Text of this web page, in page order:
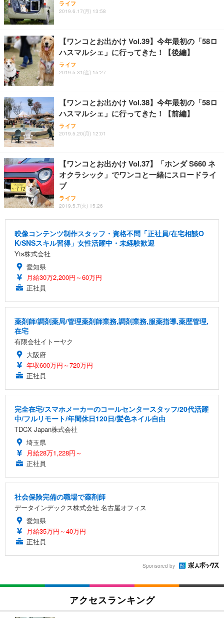
ライフ
2019.6.17(月) 13:58
【ワンコとお出かけ Vol.39】今年最初の「58ロ
ハスマルシェ」に行ってきた！【後編】
ライフ
2019.5.31(金) 15:27
【ワンコとお出かけ Vol.38】今年最初の「58ロ
ハスマルシェ」に行ってきた！【前編】
ライフ
2019.5.20(月) 12:01
【ワンコとお出かけ Vol.37】「ホンダ S660 ネ
オクラシック」でワンコと一緒にスロードライ
ブ
ライフ
2019.5.7(火) 15:26
映像コンテンツ制作スタッフ・資格不問「正社員/在宅相談O
K/SNSスキル習得」女性活躍中・未経験歓迎
Yts株式会社
愛知県
月給30万2,200円～60万円
正社員
薬剤師/調剤薬局/管理薬剤師業務,調剤業務,服薬指導,薬歴管理,
在宅
有限会社イトーヤク
大阪府
年収600万円～720万円
正社員
完全在宅/スマホメーカーのコールセンタースタッフ/20代活躍
中/フルリモート/年間休日120日/髪色ネイル自由
TDCX Japan株式会社
埼玉県
月給28万1,228円～
正社員
社会保険完備の職場で薬剤師
データインデックス株式会社 名古屋オフィス
愛知県
月給35万円～40万円
正社員
Sponsored by
アクセスランキング